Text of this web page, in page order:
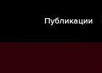
Публикации